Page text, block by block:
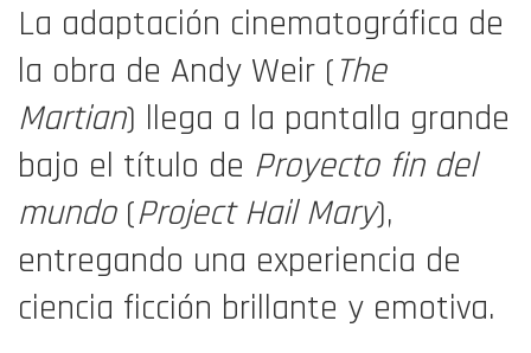
La adaptación cinematográfica de
la obra de Andy Weir (The
Martian) llega a la pantalla grande
bajo el título de Proyecto fin del
mundo(Project Hail Mary),
entregando una experiencia de
ciencia ficción brillante y emotiva.